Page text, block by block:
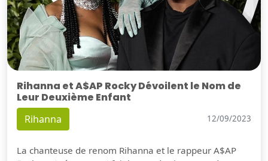
Rihanna et A$AP Rocky Dévoilent le Nom de
Leur Deuxième Enfant
Rihanna 12/09/2023
La chanteuse de renom Rihanna et le rappeur A$AP